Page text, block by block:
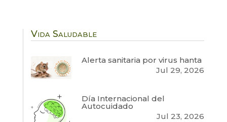
Vida Saludable
Alerta sanitaria por virus hanta
Jul 29, 2026
Día Internacional del
Autocuidado
Jul 23, 2026